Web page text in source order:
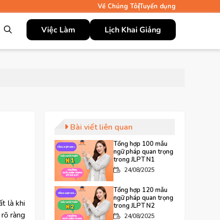
Về Chúng TôiTuyển dụng
Việc Làm Lịch Khai Giảng
là khi
ràng
Bài viết liên quan
Tổng hợp 100 mẫu
ngữ pháp quan trọng
trong JLPT N1
24/08/2025
Tổng hợp 120 mẫu
ngữ pháp quan trọng
trong JLPT N2
24/08/2025